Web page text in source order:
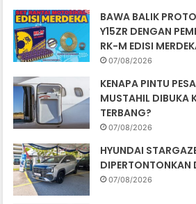
BAWA BALIK
Y15ZR DENGAN
RK-M EDISI
07/08/2026
KENAPA PINTU
MUSTAHIL DIBUKA
TERBANG?
07/08/2026
HYUNDAI
DIPERTONTONKAN
07/08/2026